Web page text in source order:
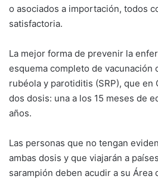
o asociados a importación, todos
satisfactoria.
La mejor forma de prevenir la
esquema completo de vacunación
rubéola y parotiditis (SRP), que en
dos dosis: una a los 15 meses de
años.
Las personas que no tengan
ambas dosis y que viajarán a
sarampión deben acudir a su Área